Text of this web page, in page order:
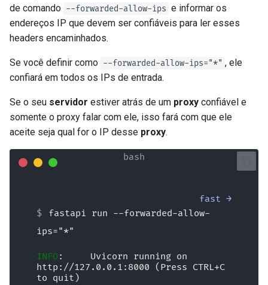
Dados do formulário
Modelos de Formulários
Arquivos de Requisição
Formulários e Arquivos da
Requisição
Codificador Compatível com
Corpo - Atualizações
Templating - Jinja2Templates
Test Client - TestClient
de comando --forwarded-allow-ips e informar os
endereços IP que devem ser confiáveis para ler esses
headers encaminhados.
Se você definir como --forwarded-allow-ips="*" , ele
confiará em todos os IPs de entrada.
Se o seu servidor estiver atrás de um proxy confiável e
somente o proxy falar com ele, isso fará com que ele
aceite seja qual for o IP desse proxy.
fastapi run --forwarded-allow-
ips="*"
INFO:     Uvicorn running on
http://127.0.0.1:8000 (Press CTRL+C
to quit)